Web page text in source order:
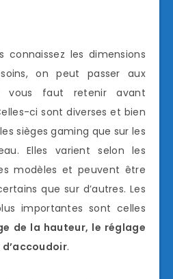
connaissez les dimensions
on peut passer aux
vous faut retenir avant
ci sont diverses et bien
sièges gaming que sur les
Elles varient selon les
modèles et peuvent être
que sur d’autres. Les
importantes sont celles
de la hauteur, le réglage
.